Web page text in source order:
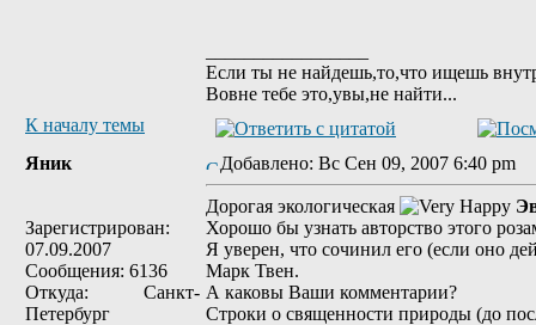
Если ты не найдешь,то,что ищешь
Вовне тебе это,увы,не найти...
К началу темы
Яник
Зарегистрирован:
07.09.2007
Сообщения: 6136
Откуда: Санкт-
Петербург
Добавлено: Вс Сен 09, 2007 6:40 pm
Дорогая экологическая
Хорошо бы узнать авторство этого
Я уверен, что сочинил его (если оно
Марк Твен.
А каковы Ваши комментарии?
Строки о священности природы (до